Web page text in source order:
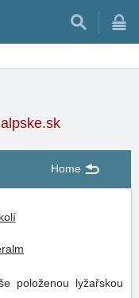
Home
položenou lyžařskou